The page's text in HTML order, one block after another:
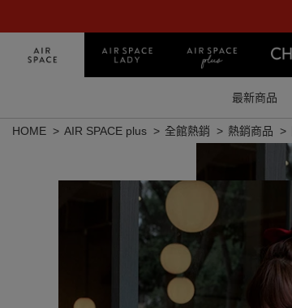
最新商品
HOME AIR SPACE plus 全館熱銷 熱銷商品